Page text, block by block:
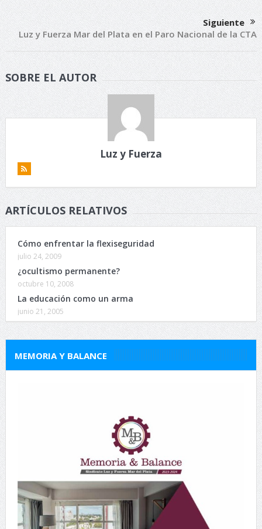
Siguiente
Luz y Fuerza Mar del Plata en el Paro Nacional de la CTA
SOBRE EL AUTOR
Luz y Fuerza
ARTÍCULOS RELATIVOS
Cómo enfrentar la flexiseguridad
julio 24, 2009
¿ocultismo permanente?
octubre 10, 2008
La educación como un arma
junio 21, 2005
MEMORIA Y BALANCE